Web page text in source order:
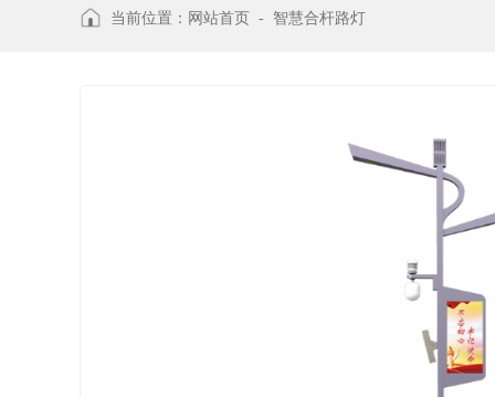
当前位置： 网站首页 - 智慧合杆路灯